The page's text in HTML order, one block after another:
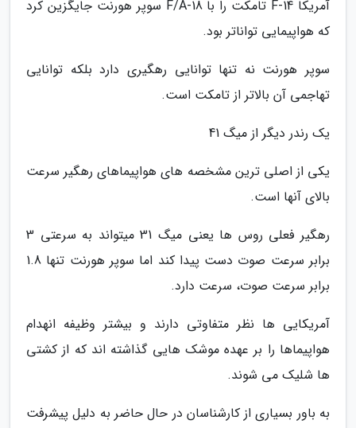
آمریکا F-14 تامکت را با F/A-18 سوپر هورنت جایگزین کرد
که هواپیمایی تواناتر بود.
سوپر هورنت نه تنها توانایی رهگیری دارد بلکه توانایی
تهاجمی آن بالاتر از تامکت است.
یک رندر دیگر از میگ 41
یکی از اصلی ترین مشخصه های هواپیماهای رهگیر سرعت
بالای آنها است.
رهگیر فعلی روس ها یعنی میگ 31 میتواند به سرعتی 3
برابر سرعت صوت دست پیدا کند اما سوپر هورنت تنها 1.8
برابر سرعت صوت، سرعت دارد.
آمریکایی ها نظر متفاوتی دارند و بیشتر وظیفه انهدام
هواپیماها را بر عهده موشک هایی گذاشته اند که از کشتی
ها شلیک می شوند.
به باور بسیاری از کارشناسان در حال حاضر به دلیل پیشرفت